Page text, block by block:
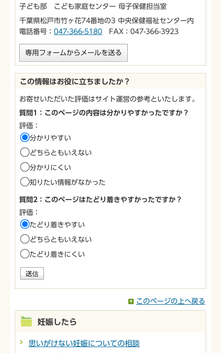
子ども部 こども家庭センター 母子保健担当室
千葉県松戸市竹ヶ花74番地の3 中央保健福祉センター内
電話番号： 047-366-5180 FAX：047-366-3923
専用フォームからメールを送る
この情報はお役に立ちましたか？
お寄せいただいた評価はサイト運営の参考といたします。
質問1：このページの内容は分かりやすかったですか？
評価：
分かりやすい
どちらともいえない
分かりにくい
知りたい情報がなかった
質問2：このページはたどり着きやすかったですか？
評価：
たどり着きやすい
どちらともいえない
たどり着きにくい
このページの上へ戻る
妊娠したら
思いがけない妊娠についての相談